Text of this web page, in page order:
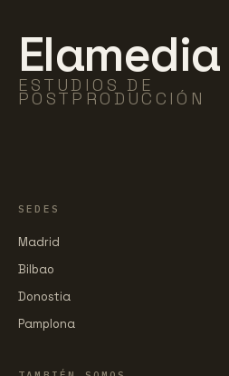
Elamedia
ESTUDIOS DE
POSTPRODUCCIÓN
SEDES
Madrid
Bilbao
Donostia
Pamplona